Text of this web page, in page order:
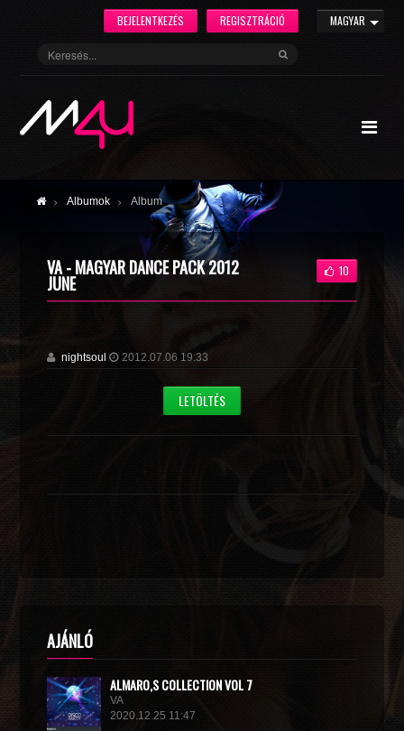
MAGYAR
REGISZTRÁCIÓ
BEJELENTKEZÉS
Albumok Album
VA - MAGYAR DANCE PACK 2012
JUNE
10
nightsoul 2012.07.06 19:33
LETÖLTÉS
AJÁNLÓ
ALMARO,S COLLECTION VOL 7
VA
2020.12.25 11:47